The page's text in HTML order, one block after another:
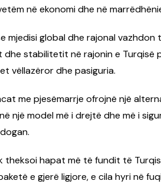
në ekonomi dhe në
mjedisi global dhe rajonal
dhe stabilitetit në rajonin e
vëllazëror dhe pasiguria.
me pjesëmarrje ofrojnë një
një model më i drejtë dhe më i
theksoi hapat më të fundit të
e gjerë ligjore, e cila hyri në